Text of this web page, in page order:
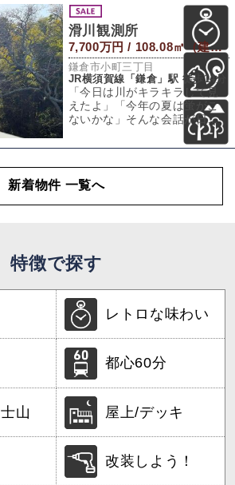
滑川観測所
7,700万円 / 108.08㎡（建物） 233.37㎡（敷地）
鎌倉市小町三丁目
JR横須賀線「鎌倉」駅 徒歩14分
「今日は川がキラキラして見
えたよ」「今年の夏は蛍がこ
ないかな」そんな会話が日常
になりそうな鎌倉市小町の滑
川沿いに建つ一軒
新着物件 一覧へ
特徴で探す
レトロな味わい
都心60分
山 屋上/デッキ
改装しよう！